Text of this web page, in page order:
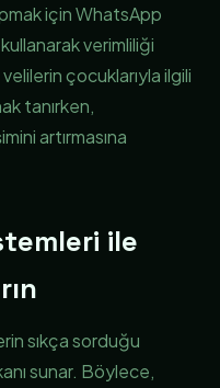
için WhatsApp
verimliliği
çocuklarıyla ilgili
tanırken,
artırmasına
ile
sıkça sorduğu
sunar. Böylece,